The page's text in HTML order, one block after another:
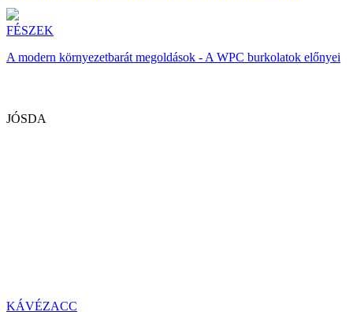
FÉSZEK
A modern környezetbarát megoldások - A WPC burkolatok előnyei
JÓSDA
KÁVÉZACC